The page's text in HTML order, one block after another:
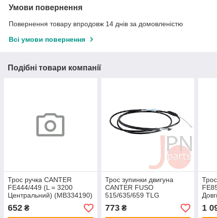
Умови повернення
Повернення товару впродовж 14 днів за домовленістю
Всі умови повернення
Подібні товари компанії
Трос ручка CANTER
FE444/449 (L = 3200
Центральний) (MB334190)
TLG
652 ₴
Трос зупинки двигуна
CANTER FUSO
515/635/659 TLG
773₴ 1